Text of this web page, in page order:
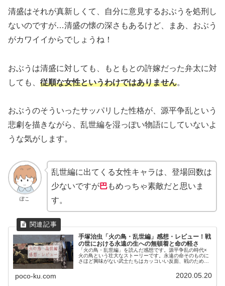
清盛はそれが真新しくて、自分に意見するおぶうを処刑し
ないのですが…清盛の懐の深さもあるけど、まあ、おぶう
がカワイイからでしょうね！
おぶうは清盛に対しても、もともとの許嫁だった弁太に対
しても、 従順な女性というわけではありません。
おぶうのそういったサッパリした性格が、源平争乱という
悲劇を描きながら、乱世編を湿っぽい物語にしていないよ
うな気がします。
ぽこ
乱世編に出てくる女性キャラは、登場回数は
少ないですが巴もめっちゃ素敵だと思いま
す。
手塚治虫「火の鳥・乱世編」感想・レビュー！戦
の世における永遠の生への無頓着と命の軽さ
「火の鳥・乱世編」を読んだ感想です。源平争乱の時代×
火の鳥という壮大なストーリーです。永遠の命そのものに
さほど興味がない武士たちはカッコいい反面、戦のために
poco-ku.com 2020.05.20